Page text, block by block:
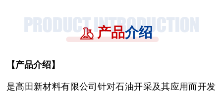
产品介绍
【产品介绍】
是高田新材料有限公司针对石油开采及其应用而开发